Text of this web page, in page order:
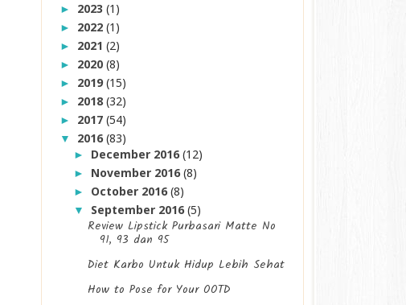
► 2023(1)
► 2022(1)
► 2021(2)
► 2020(8)
► 2019(15)
► 2018(32)
► 2017(54)
▼ 2016(83)
► December 2016(12)
► November 2016(8)
► October 2016(8)
▼ September 2016(5)
Review Lipstick Purbasari Matte No
91, 93 dan 95
Diet Karbo Untuk Hidup Lebih Sehat
How to Pose for Your OOTD